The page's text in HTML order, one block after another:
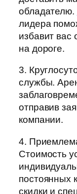
обладателю.
лидера
избавит
на дороге.
3.
службы.
отправив
компании.
4.
Стоимость
постоянных
скидки и